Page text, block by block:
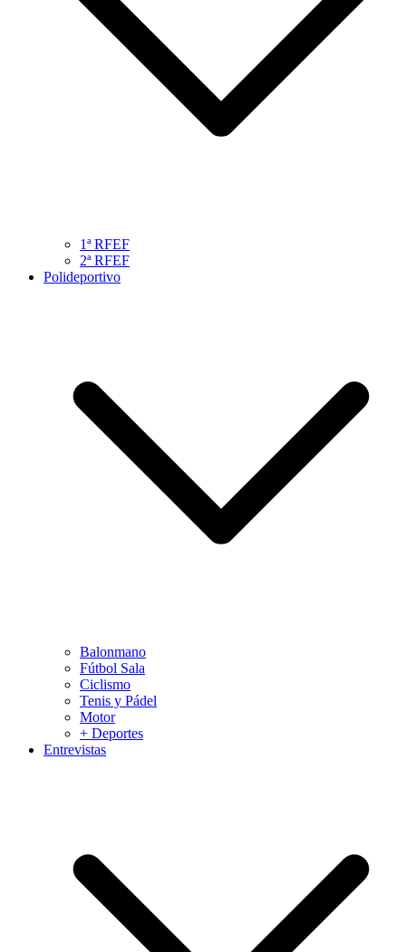
1ª RFEF
2ª RFEF
Polideportivo
Balonmano
Fútbol Sala
Ciclismo
Tenis y Pádel
Motor
+ Deportes
Entrevistas